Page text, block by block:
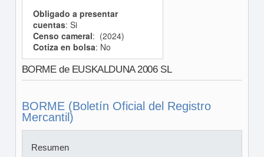
Obligado a presentar
cuentas: Si
Censo cameral: (2024)
Cotiza en bolsa: No
BORME de EUSKALDUNA 2006 SL
BORME (Boletín Oficial del Registro
Mercantil)
Resumen